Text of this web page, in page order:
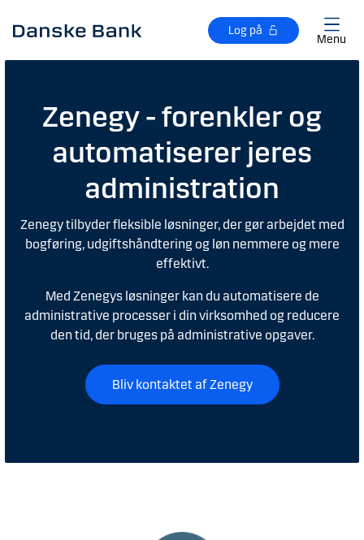
Log på
Menu
Zenegy - forenkler og
automatiserer jeres
administration
Zenegy tilbyder fleksible løsninger, der gør arbejdet med
bogføring, udgiftshåndtering og løn nemmere og mere
effektivt.
Med Zenegys løsninger kan du automatisere de
administrative processer i din virksomhed og reducere
den tid, der bruges på administrative opgaver.
Bliv kontaktet af Zenegy